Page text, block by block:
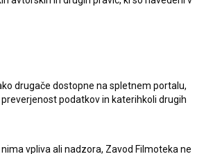
drugače dostopne na spletnem portalu,
podatkov in katerihkoli drugih
vpliva ali nadzora, Zavod Filmoteka ne